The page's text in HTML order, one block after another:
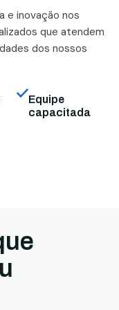
e inovação nos
que atendem
dos nossos
Equipe
capacitada